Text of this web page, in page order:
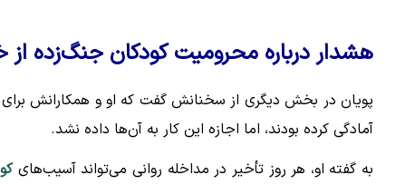
هشدار درباره محرومیت کودکان جنگ‌زده از
پویان در بخش دیگری از سخنانش گفت که او و همکارانش
آمادگی کرده بودند، اما اجازه این کار به آن‌ها داده نشد.
به گفته او، هر روز تأخیر در مداخله روانی می‌تواند آسیب‌های